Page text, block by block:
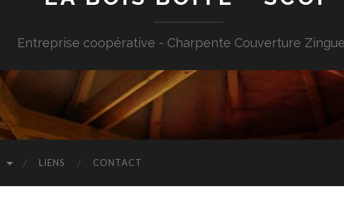
Entreprise coopérative - Charpente Couverture
LIENS CONTACT